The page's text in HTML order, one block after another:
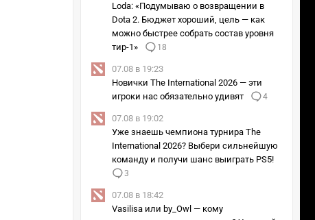
Loda: «Подумываю о возвращении в
Dota 2. Бюджет хороший, цель — как
можно быстрее собрать состав уровня
тир-1»
18
07.08 в 19:23
Новички The International 2026 — эти
игроки нас обязательно удивят
4
07.08 в 19:02
Уже знаешь чемпиона турнира The
International 2026? Выбери сильнейшую
команду и получи шанс выиграть PS5!
3
07.08 в 18:42
Vasilisa или by_Owl — кому